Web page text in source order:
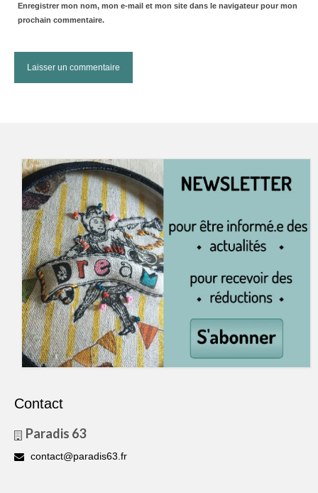
Enregistrer mon nom, mon e-mail et mon site dans le navigateur pour mon
prochain commentaire.
Contact
Paradis 63
contact@paradis63.fr